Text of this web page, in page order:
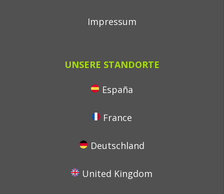
Impressum
UNSERE STANDORTE
España
France
Deutschland
United Kingdom